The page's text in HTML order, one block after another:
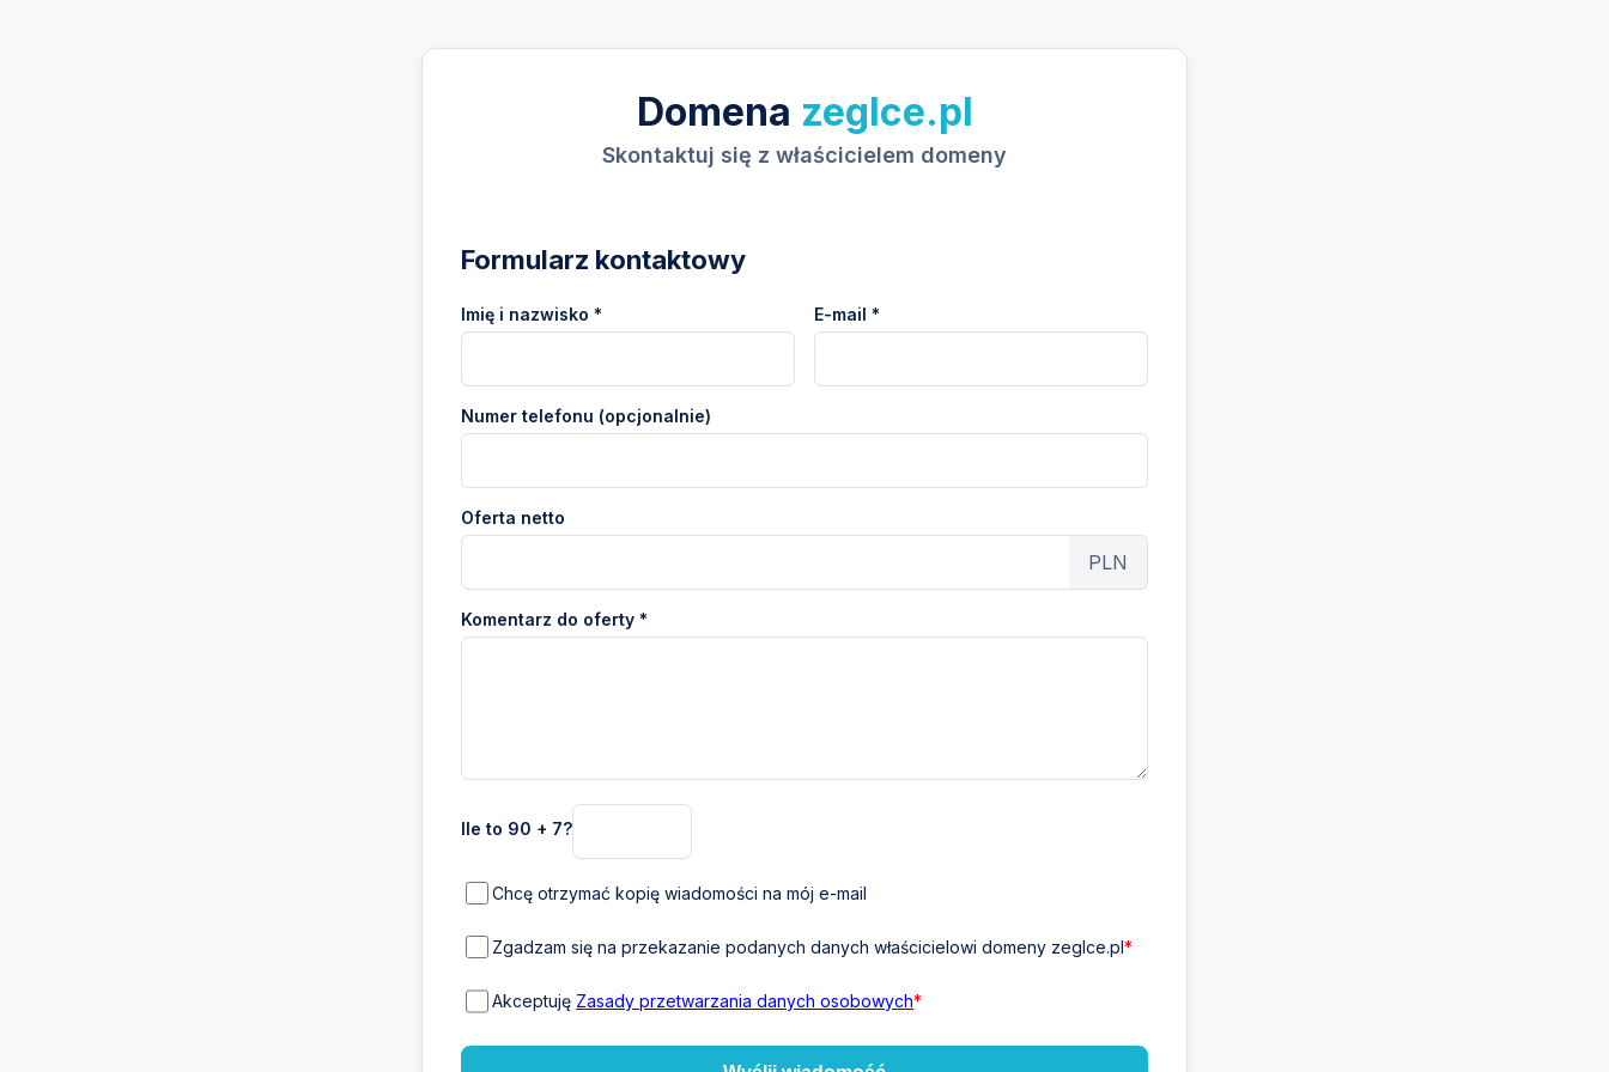
Domena zeglce.pl
Skontaktuj się z właścicielem domeny
Formularz kontaktowy
Imię i nazwisko * E-mail *
Numer telefonu (opcjonalnie)
Oferta netto
PLN
Komentarz do oferty *
Ile to 90 + 7?
Chcę otrzymać kopię wiadomości na mój e-mail
Zgadzam się na przekazanie podanych danych właścicielowi domeny zeglce.pl*
Akceptuję Zasady przetwarzania danych osobowych*